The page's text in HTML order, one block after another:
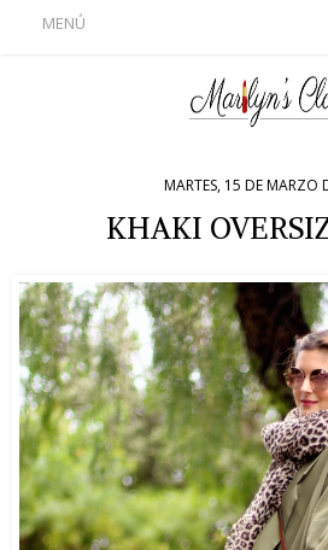
MENÚ
MARTES, 15 DE MARZO
KHAKI